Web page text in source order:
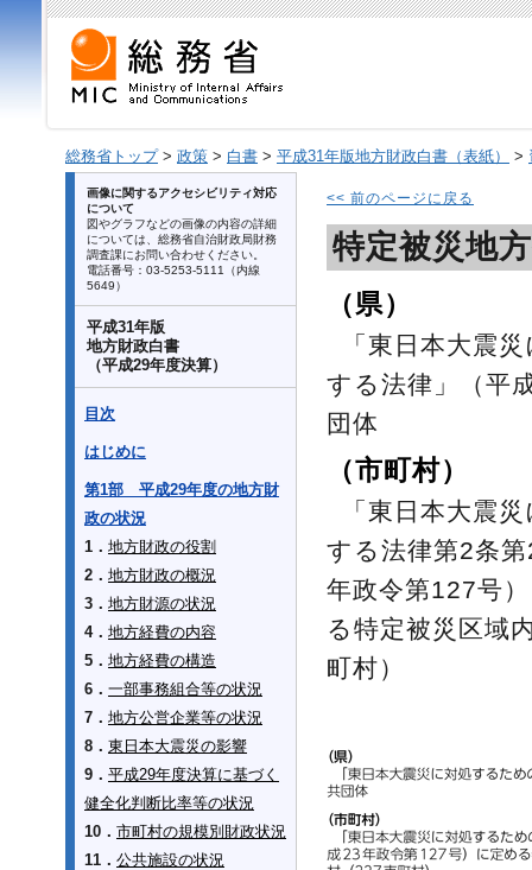
総務省トップ> 政策 > 白書 > 平成31年版地方財政白書（表紙） >
画像に関するアクセシビリティ対応
について
図やグラフなどの画像の内容の詳細
については、総務省自治財政局財務
調査課にお問い合わせください。
電話番号：03-5253-5111（内線
5649）
平成31年版
地方財政白書
（平成29年度決算）
目次
はじめに
第1部 平成29年度の地方財
政の状況
1． 地方財政の役割
2． 地方財政の概況
3． 地方財源の状況
4． 地方経費の内容
5． 地方経費の構造
6． 一部事務組合等の状況
7． 地方公営企業等の状況
8． 東日本大震災の影響
9． 平成29年度決算に基づく
健全化判断比率等の状況
10． 市町村の規模別財政状況
11． 公共施設の状況
<< 前のページに戻る
特定被災地
（県）
「東日本大震
する法律」（平
団体
（市町村）
「東日本大震
する法律第2条
年政令第127号
る特定被災区域
町村）